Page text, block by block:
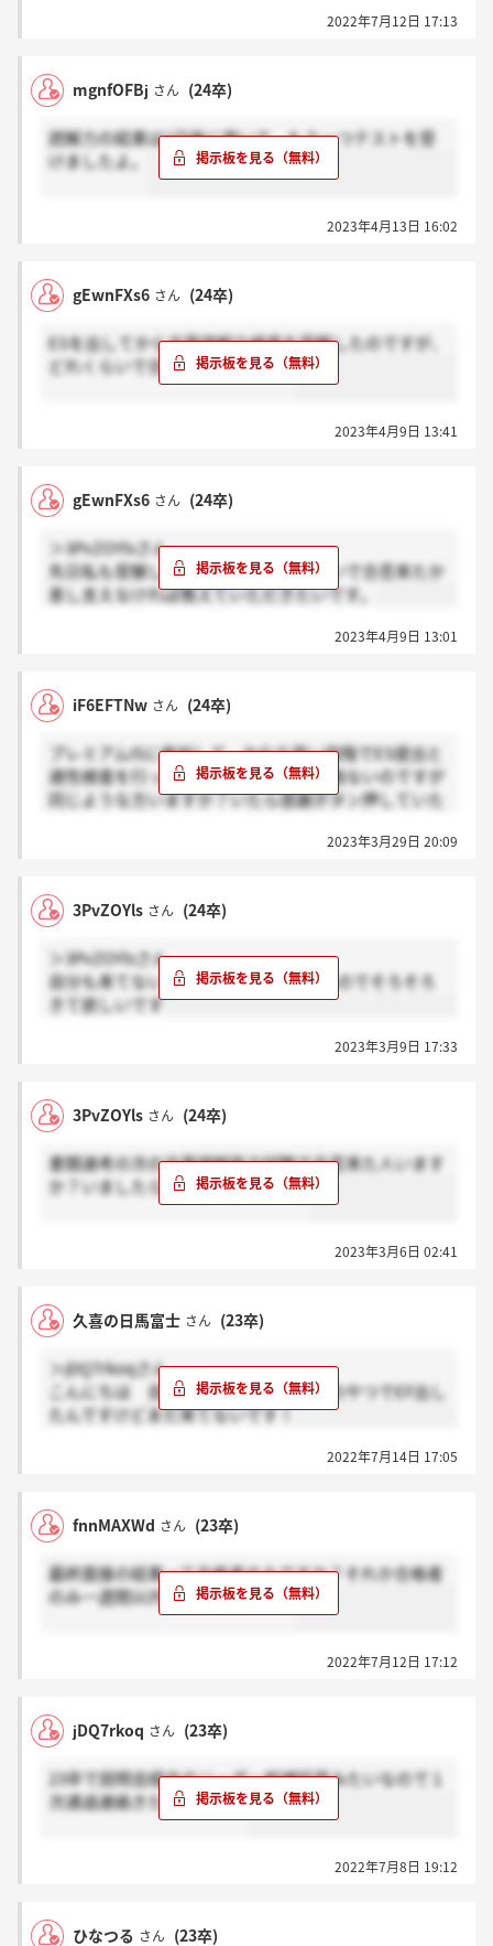
2022年7月12日 17:13
mgnfOFBj さん (24卒)
読解力の結果は1日後に届いて、もう一つテストを受
けましたよ。
2023年4月13日 16:02
gEwnFXs6 さん (24卒)
ESを出してから文章読解力検査を受験したのですが、
どれくらいで合否来ましたか？？
2023年4月9日 13:41
gEwnFXs6 さん (24卒)
＞3PvZOYlsさん
先日私も受験したのですが、どのくらいで合否来たか
差し支えなければ教えていただきたいです。
2023年4月9日 13:01
iF6EFTNw さん (24卒)
プレミアムISに参加して、かなり早い段階でES提出と
適性検査を行ったのに未だに一度も連絡ないのですが
同じような方いますか？いたら感謝ボタン押していた
2023年3月29日 20:09
3PvZOYls さん (24卒)
＞3PvZOYlsさん
自分も来てないです1週間以上経ってるのでそろそろ
きて欲しいです
2023年3月9日 17:33
3PvZOYls さん (24卒)
書類選考の次の文章読解能力試験で合否来た人います
か？いましたら感謝お願いします。
2023年3月6日 02:41
久喜の日馬富士 さん (23卒)
＞jDQ7rkoqさん
こんにちは 自分も二週間くらい前？のやつでEF出し
たんですけどまだ来てないです！
2022年7月14日 17:05
fnnMAXWd さん (23卒)
最終面接の結果って合格者のみですか？それか合格者
のみ一週間以内に電話ですかね？
2022年7月12日 17:12
jDQ7rkoq さん (23卒)
23卒で説明会経由のリーダー候補採用みたいなので１
次通過連絡きた人います？
2022年7月8日 19:12
ひなつる さん (23卒)